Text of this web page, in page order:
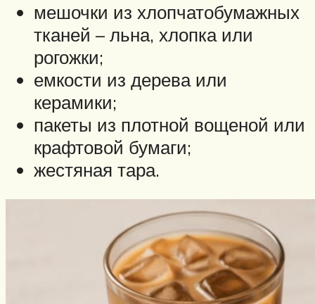
мешочки из хлопчатобумажных
тканей – льна, хлопка или
рогожки;
емкости из дерева или
керамики;
пакеты из плотной вощеной или
крафтовой бумаги;
жестяная тара.